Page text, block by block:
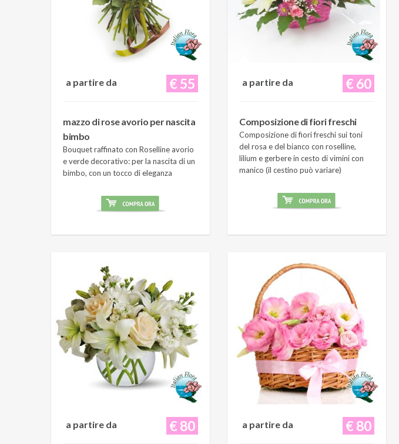
€ 55
a partire da
mazzo di rose avorio per nascita
bimbo
Bouquet raffinato con Roselline avorio
e verde decorativo: per la nascita di un
bimbo, con un tocco di eleganza
€ 60
a partire da
Composizione di fiori freschi
Composizione di fiori freschi sui toni
del rosa e del bianco con roselline,
lilium e gerbere in cesto di vimini con
manico (il cestino può variare)
€ 80
a partire da € 80
a partire da